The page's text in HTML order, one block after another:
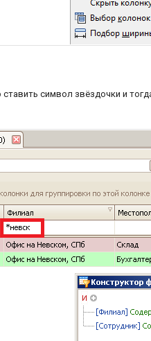
символ звёздочки и